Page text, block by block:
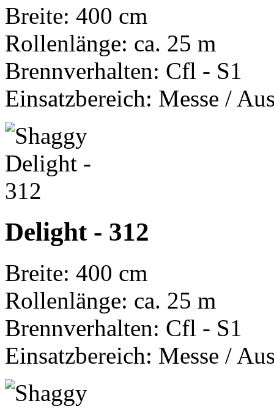
Breite: 400 cm
Rollenlänge: ca. 25 m
Brennverhalten: Cfl - S1
Einsatzbereich: Messe /
Delight - 312
Breite: 400 cm
Rollenlänge: ca. 25 m
Brennverhalten: Cfl - S1
Einsatzbereich: Messe /